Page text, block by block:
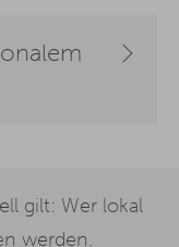
gilt: Wer lokal
werden.